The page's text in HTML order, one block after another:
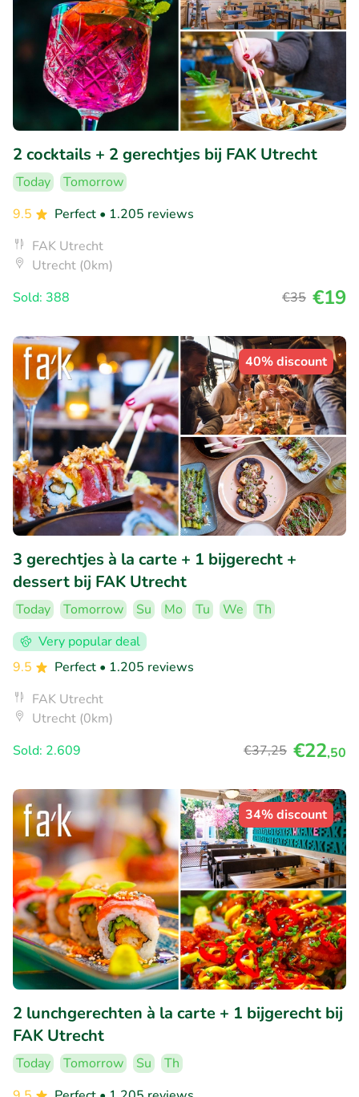
2 cocktails + 2 gerechtjes bij FAK Utrecht
Today
Tomorrow
9.5
Perfect • 1.205 reviews
FAK Utrecht
Utrecht (0km)
Sold: 388
€35 €19
40% discount
3 gerechtjes à la carte + 1 bijgerecht +
dessert bij FAK Utrecht
Today Tomorrow Su Mo Tu We
Th
Very popular deal
9.5
Perfect • 1.205 reviews
FAK Utrecht
Utrecht (0km)
Sold: 2.609
€37,25 €22,50
34% discount
2 lunchgerechten à la carte + 1 bijgerecht bij
FAK Utrecht
Today Tomorrow Su
Th